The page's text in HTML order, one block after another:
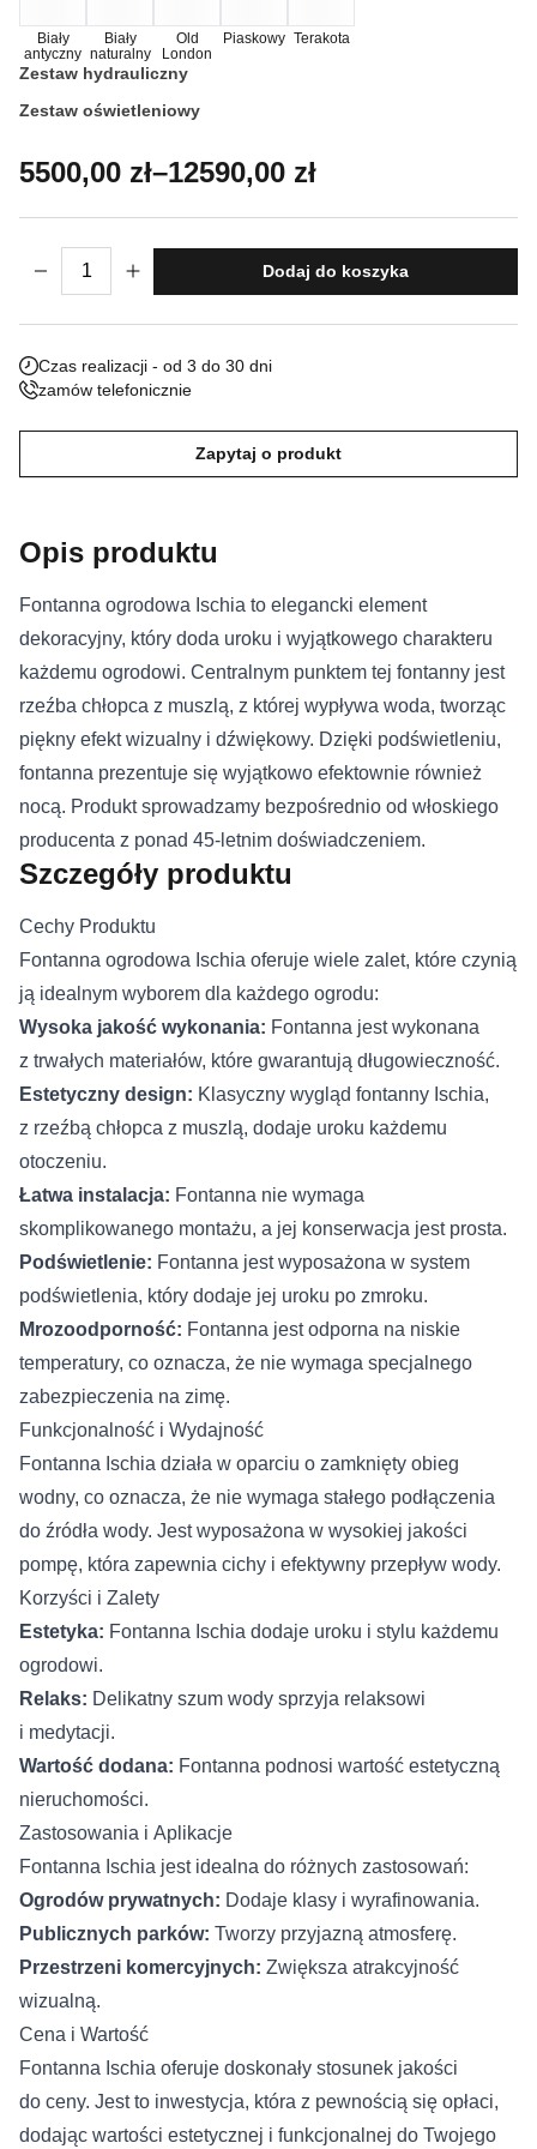
Biały
antyczny
Biały
naturalny
Old
London
Piaskowy Terakota
Zestaw hydrauliczny
Zestaw oświetleniowy
5500,00 zł–12590,00 zł
Zakres cen: od 5500,00 zł do 12590,00
ilość Fontanna Ischia
Dodaj do koszyka
Czas realizacji - od 3 do 30 dni
zamów telefonicznie
Zapytaj o produkt
Opis produktu
Fontanna ogrodowa Ischia to elegancki element
dekoracyjny, który doda uroku i wyjątkowego charakteru
każdemu ogrodowi. Centralnym punktem tej fontanny jest
rzeźba chłopca z muszlą, z której wypływa woda, tworząc
piękny efekt wizualny i dźwiękowy. Dzięki podświetleniu,
fontanna prezentuje się wyjątkowo efektownie również
nocą. Produkt sprowadzamy bezpośrednio od włoskiego
producenta z ponad 45-letnim doświadczeniem.
Szczegóły produktu
Cechy Produktu
Fontanna ogrodowa Ischia oferuje wiele zalet, które czynią
ją idealnym wyborem dla każdego ogrodu:
Wysoka jakość wykonania: Fontanna jest wykonana
z trwałych materiałów, które gwarantują długowieczność.
Estetyczny design: Klasyczny wygląd fontanny Ischia,
z rzeźbą chłopca z muszlą, dodaje uroku każdemu
otoczeniu.
Łatwa instalacja: Fontanna nie wymaga
skomplikowanego montażu, a jej konserwacja jest prosta.
Podświetlenie: Fontanna jest wyposażona w system
podświetlenia, który dodaje jej uroku po zmroku.
Mrozoodporność: Fontanna jest odporna na niskie
temperatury, co oznacza, że nie wymaga specjalnego
zabezpieczenia na zimę.
Funkcjonalność i Wydajność
Fontanna Ischia działa w oparciu o zamknięty obieg
wodny, co oznacza, że nie wymaga stałego podłączenia
do źródła wody. Jest wyposażona w wysokiej jakości
pompę, która zapewnia cichy i efektywny przepływ wody.
Korzyści i Zalety
Estetyka: Fontanna Ischia dodaje uroku i stylu każdemu
ogrodowi.
Relaks: Delikatny szum wody sprzyja relaksowi
i medytacji.
Wartość dodana: Fontanna podnosi wartość estetyczną
nieruchomości.
Zastosowania i Aplikacje
Fontanna Ischia jest idealna do różnych zastosowań:
Ogrodów prywatnych: Dodaje klasy i wyrafinowania.
Publicznych parków: Tworzy przyjazną atmosferę.
Przestrzeni komercyjnych: Zwiększa atrakcyjność
wizualną.
Cena i Wartość
Fontanna Ischia oferuje doskonały stosunek jakości
do ceny. Jest to inwestycja, która z pewnością się opłaci,
dodając wartości estetycznej i funkcjonalnej do Twojego
Nieklasyfikowane pliki cookie, to pliki, które są w procesie
klasyfikowania, wraz z dostawcami poszczególnych ciasteczek.
Zapisz moje preferencje